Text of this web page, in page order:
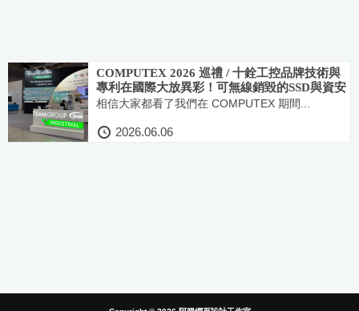
COMPUTEX 2026 巡禮 / 十銓工控品牌技術與
專利在國際大放異彩！可無線銷毀的SSD與資安
防護特性的工控記憶體和各式儲存碟備受矚目
相信大家都看了我們在 COMPUTEX 期間...
2026.06.06